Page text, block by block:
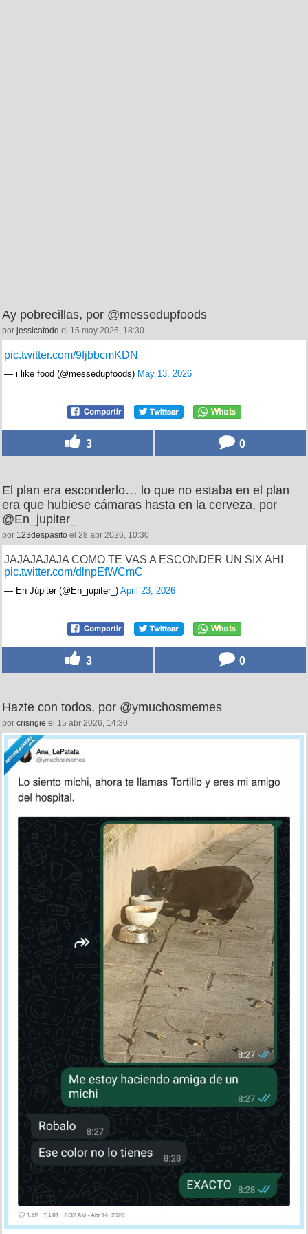
Ay pobrecillas, por @messedupfoods
por jessicatodd el 15 may 2026, 18:30
pic.twitter.com/9fjbbcmKDN
— i like food (@messedupfoods) May 13, 2026
3 0
El plan era esconderlo… lo que no estaba en el plan
era que hubiese cámaras hasta en la cerveza, por
@En_jupiter_
por 123despasito el 28 abr 2026, 10:30
JAJAJAJAJA CÓMO TE VAS A ESCONDER UN SIX AHÍ
pic.twitter.com/dlnpEfWCmC
— En Júpiter (@En_jupiter_) April 23, 2026
3 0
Hazte con todos, por @ymuchosmemes
por crisngie el 15 abr 2026, 14:30